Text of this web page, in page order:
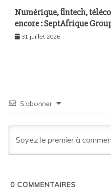
Numérique, fintech,
encore : SeptAfrique
l’économie sénégalaise le
31 juillet 2026
S’abonner
0 COMMENTAIRES